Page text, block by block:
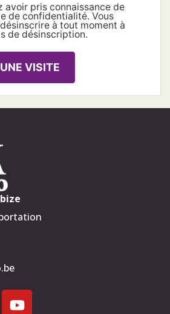
avoir pris connaissance de
de confidentialité. Vous
à tout moment à
de désinscription.
VISITE